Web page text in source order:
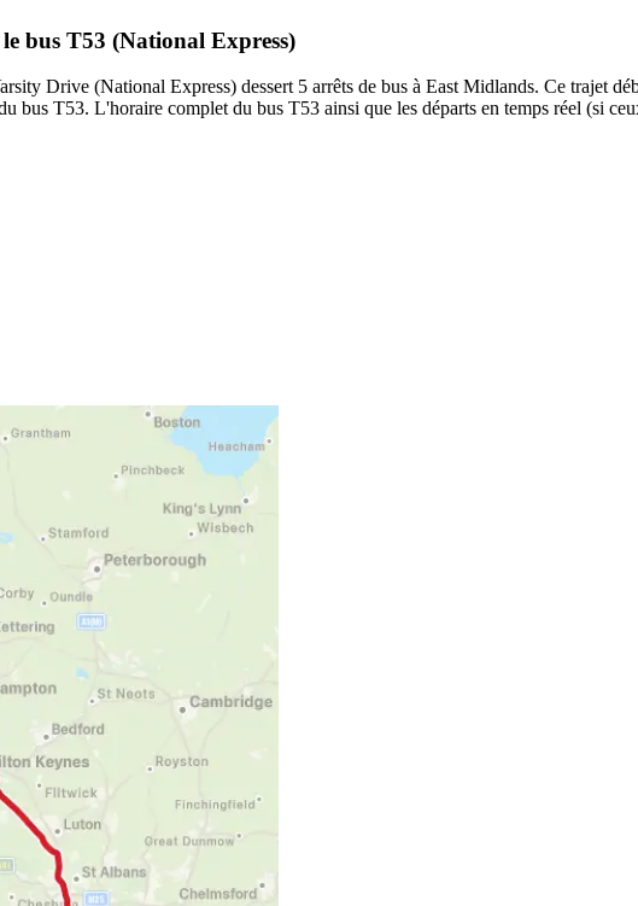
bus T53 (National Express)
Drive (National Express) dessert 5 arrêts de bus à East Midlands. Ce trajet
bus T53. L'horaire complet du bus T53 ainsi que les départs en temps réel (si